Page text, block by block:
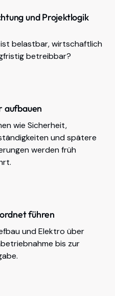
und Projektlogik
ist belastbar, wirtschaftlich
betreibbar?
aufbauen
wie Sicherheit,
und spätere
werden früh
führen
und Elektro über
bis zur